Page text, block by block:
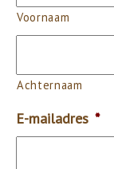
Voornaam
Achternaam
E-mailadres *